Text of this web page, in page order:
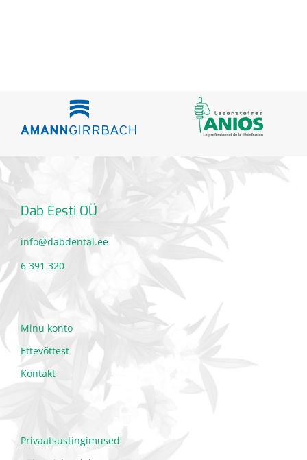
Dab Eesti OÜ
info@dabdental.ee
6 391 320
Minu konto
Ettevõttest
Kontakt
Privaatsustingimused